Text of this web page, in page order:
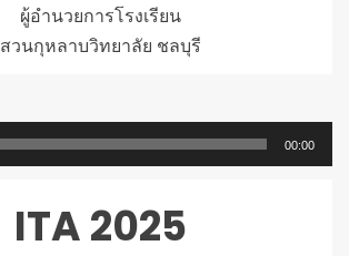
ผู้อำนวยการโรงเรียน
สวนกุหลาบวิทยาลัย ชลบุรี
00:00
ITA 2025